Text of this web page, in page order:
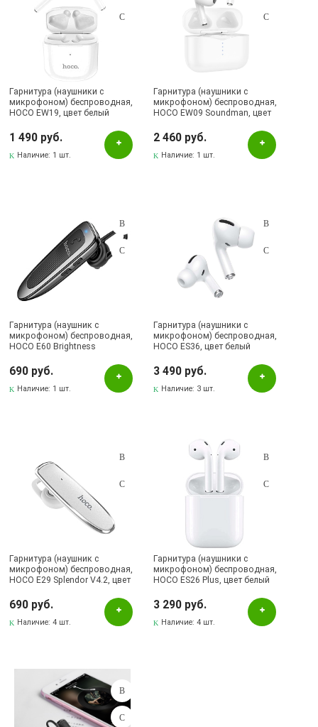
Гарнитура (наушники с
микрофоном) беспроводная,
HOCO EW19, цвет белый
1 490 руб.
Наличие: 1 шт.
Гарнитура (наушники с
микрофоном) беспроводная,
HOCO EW09 Soundman, цвет
2 460 руб.
Наличие: 1 шт.
Гарнитура (наушник с
микрофоном) беспроводная,
HOCO E60 Brightness
690 руб.
Наличие: 1 шт.
Гарнитура (наушники с
микрофоном) беспроводная,
HOCO ES36, цвет белый
3 490 руб.
Наличие: 3 шт.
Гарнитура (наушник с
микрофоном) беспроводная,
HOCO E29 Splendor V4.2, цвет
690 руб.
Наличие:4 шт.
Гарнитура (наушники с
микрофоном) беспроводная,
HOCO ES26 Plus, цвет белый
3 290 руб.
Наличие:4 шт.